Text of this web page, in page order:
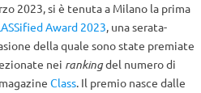
2023, si è tenuta a Milano la prima
Award 2023, una serata-
della quale sono state premiate
nei rankingdel numero di
Class. Il premio nasce dalle